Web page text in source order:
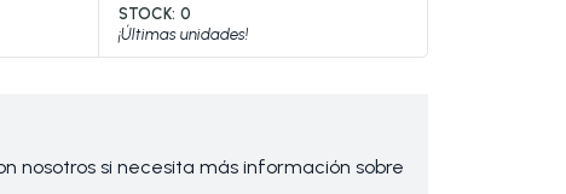
STOCK: 0
¡Últimas unidades!
nosotros si necesita más información sobre